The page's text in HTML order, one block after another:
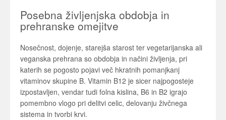
Posebna življenjska obdobja in
prehranske omejitve
Nosečnost, dojenje, starejša starost ter vegetarijanska ali
veganska prehrana so obdobja in načini življenja, pri
katerih se pogosto pojavi več hkratnih pomanjkanj
vitaminov skupine B. Vitamin B12 je sicer najpogosteje
izpostavljen, vendar tudi folna kislina, B6 in B2 igrajo
pomembno vlogo pri delitvi celic, delovanju živčnega
sistema in tvorbi krvi.